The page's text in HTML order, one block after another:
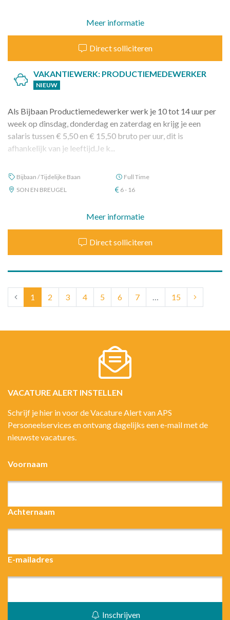
Meer informatie
Direct solliciteren
VAKANTIEWERK: PRODUCTIEMEDEWERKER
NIEUW
Als Bijbaan Productiemedewerker werk je 10 tot 14 uur per
week op dinsdag, donderdag en zaterdag en krijg je een
salaris tussen € 5,50 en € 15,50 bruto per uur, dit is
afhankelijk van je leeftijd.Je k...
Bijbaan / Tijdelijke Baan
Full Time
SON EN BREUGEL
6 - 16
Meer informatie
Direct solliciteren
1 (current)
2 3 4 5 6 7 … 15
VACATURE ALERT INSTELLEN
Schrijf je hier in voor de Vacature Alert van APS
Personeelservices en ontvang dagelijks een e-mail met de
nieuwste vacatures.
Voornaam
Achternaam
E-mailadres
Inschrijven